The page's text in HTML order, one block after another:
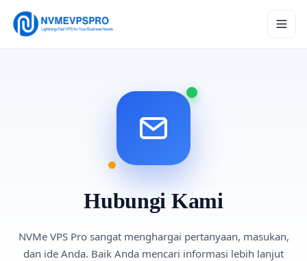
Hubungi Kami
NVMe VPS Pro sangat menghargai pertanyaan, masukan,
dan ide Anda. Baik Anda mencari informasi lebih lanjut